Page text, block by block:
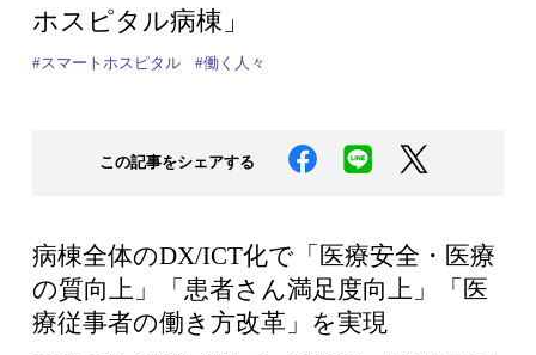
ホスピタル病棟」
#スマートホスピタル #働く人々
この記事をシェアする
病棟全体のDX/ICT化で「医療安全・医療
の質向上」「患者さん満足度向上」「医
療従事者の働き方改革」を実現